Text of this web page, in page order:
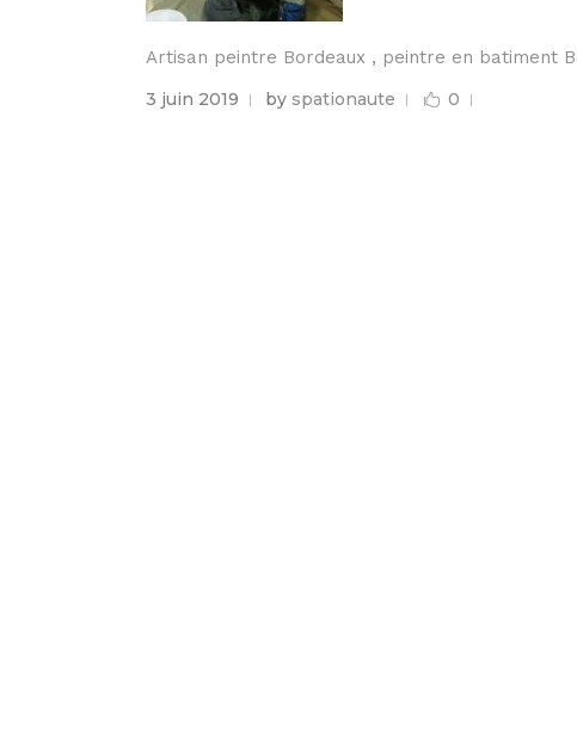
Artisan peintre Bordeaux , peintre en batiment
3 juin 2019
by spationaute 0